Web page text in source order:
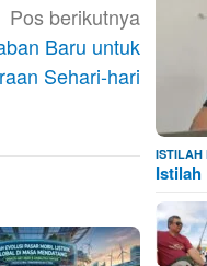
Pos berikutnya
Baru untuk
Sehari-hari
ISTILAH
Istilah